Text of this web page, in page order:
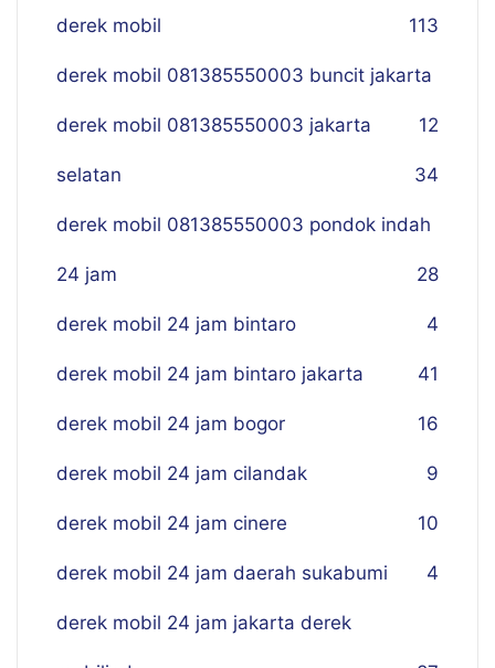
derek mobil 113
derek mobil 081385550003 buncit jakarta
12
derek mobil 081385550003 jakarta
selatan 34
derek mobil 081385550003 pondok indah
24 jam 28
derek mobil 24 jam bintaro 4
derek mobil 24 jam bintaro jakarta 41
derek mobil 24 jam bogor 16
derek mobil 24 jam cilandak 9
derek mobil 24 jam cinere 10
derek mobil 24 jam daerah sukabumi 4
derek mobil 24 jam jakarta derek